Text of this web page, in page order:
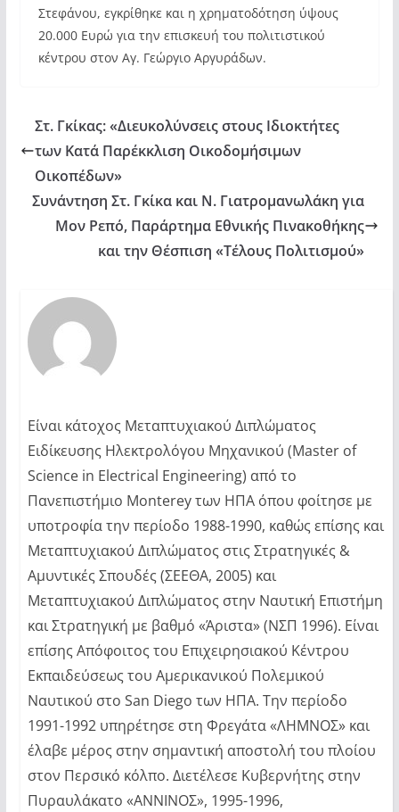
Στεφάνου, εγκρίθηκε και η χρηματοδότηση ύψους
20.000 Ευρώ για την επισκευή του πολιτιστικού
κέντρου στον Αγ. Γεώργιο Αργυράδων.
Στ. Γκίκας: «Διευκολύνσεις στους Ιδιοκτήτες
των Κατά Παρέκκλιση Οικοδομήσιμων
Οικοπέδων»
Συνάντηση Στ. Γκίκα και Ν. Γιατρομανωλάκη για
Μον Ρεπό, Παράρτημα Εθνικής Πινακοθήκης
και την Θέσπιση «Τέλους Πολιτισμού»
Είναι κάτοχος Μεταπτυχιακού Διπλώματος
Ειδίκευσης Ηλεκτρολόγου Μηχανικού (Master of
Science in Electrical Engineering) από το
Πανεπιστήμιο Monterey των ΗΠΑ όπου φοίτησε με
υποτροφία την περίοδο 1988-1990, καθώς επίσης και
Μεταπτυχιακού Διπλώματος στις Στρατηγικές &
Αμυντικές Σπουδές (ΣΕΕΘΑ, 2005) και
Μεταπτυχιακού Διπλώματος στην Ναυτική Επιστήμη
και Στρατηγική με βαθμό «Άριστα» (ΝΣΠ 1996). Είναι
επίσης Απόφοιτος του Επιχειρησιακού Κέντρου
Εκπαιδεύσεως του Αμερικανικού Πολεμικού
Ναυτικού στο San Diego των ΗΠΑ. Την περίοδο
1991-1992 υπηρέτησε στη Φρεγάτα «ΛΗΜΝΟΣ» και
έλαβε μέρος στην σημαντική αποστολή του πλοίου
στον Περσικό κόλπο. Διετέλεσε Κυβερνήτης στην
Πυραυλάκατο «ΑΝΝΙΝΟΣ», 1995-1996,